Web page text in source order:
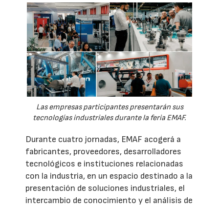
Las empresas participantes presentarán sus
tecnologías industriales durante la feria EMAF.
Durante cuatro jornadas, EMAF acogerá a
fabricantes, proveedores, desarrolladores
tecnológicos e instituciones relacionadas
con la industria, en un espacio destinado a la
presentación de soluciones industriales, el
intercambio de conocimiento y el análisis de